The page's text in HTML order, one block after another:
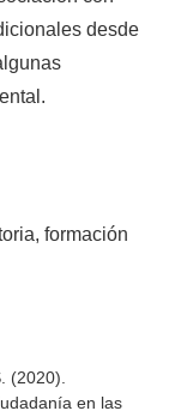
formación
(2020).
en las
desde